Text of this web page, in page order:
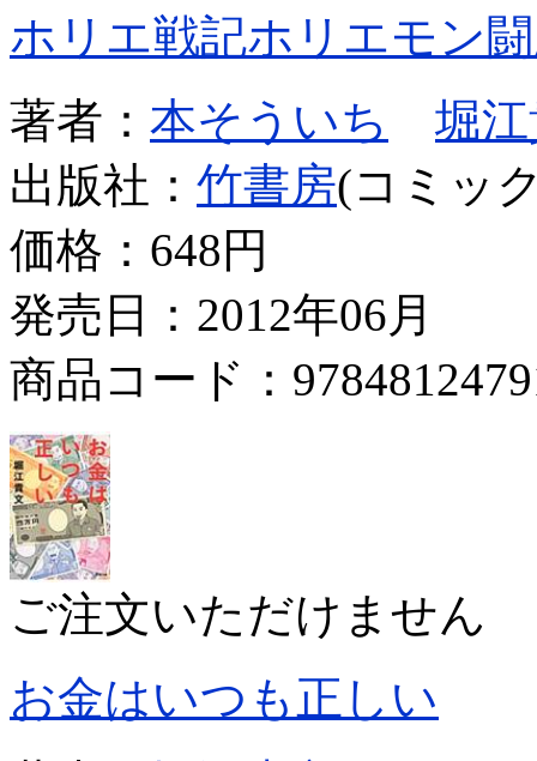
ホリエ戦記ホリエモン
著者： 本そういち
堀
出版社： 竹書房(コミッ
価格： 648円
発売日：2012年06月
商品コード：
ご注文いただけません
お金はいつも正しい